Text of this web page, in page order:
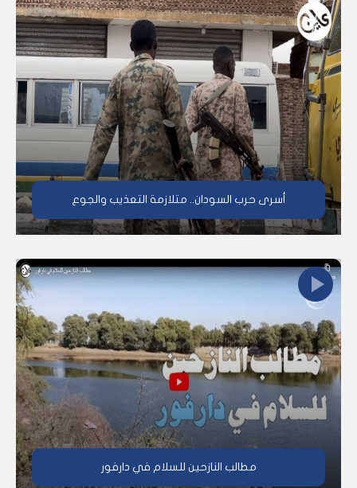
أسرى حرب السودان.. متلازمة التعذيب والجوع
مطالب النازحين للسلام في دارفور